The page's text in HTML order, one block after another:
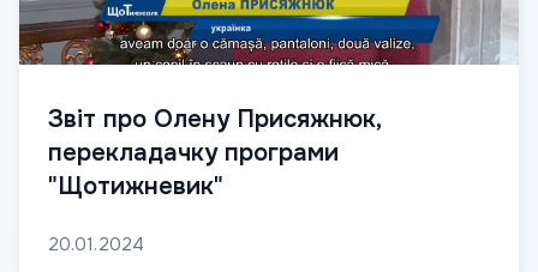
Звіт про Олену Присяжнюк,
перекладачку програми
"Щотижневик"
20.01.2024